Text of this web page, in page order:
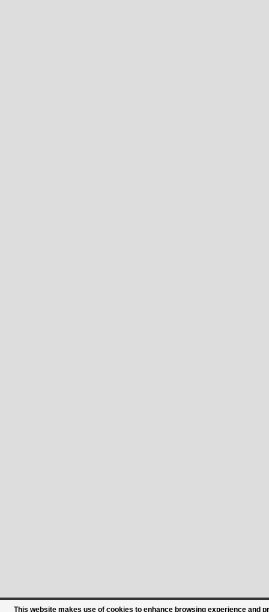
This website makes use of cookies to enhance browsing experience and